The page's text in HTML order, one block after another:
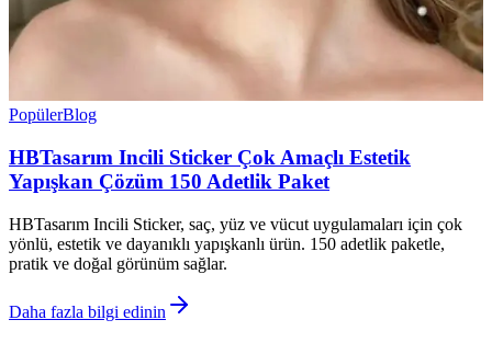
PopülerBlog
HBTasarım Incili Sticker Çok Amaçlı Estetik
Yapışkan Çözüm 150 Adetlik Paket
HBTasarım Incili Sticker, saç, yüz ve vücut uygulamaları için çok
yönlü, estetik ve dayanıklı yapışkanlı ürün. 150 adetlik paketle,
pratik ve doğal görünüm sağlar.
Daha fazla bilgi edinin